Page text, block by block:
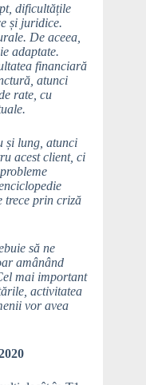
dificultățile
și juridice.
De aceea,
adaptate.
financiară
atunci
rate, cu
și lung, atunci
acest client, ci
trece prin criză
să ne
amânând
mai important
activitatea
vor avea